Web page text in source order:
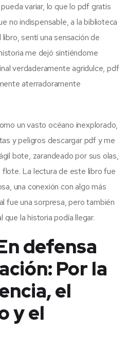
variar, lo que lo pdf gratis
no indispensable, a la biblioteca
sentí una sensación de
me dejó sintiéndome
verdaderamente agridulce, pdf
aterradoramente
un vasto océano inexplorado,
y peligros descargar pdf y me
bote, zarandeado por sus olas,
La lectura de este libro fue
una conexión con algo más
fue una sorpresa, pero también
que la historia podía llegar.
defensa
Por la
el
y el